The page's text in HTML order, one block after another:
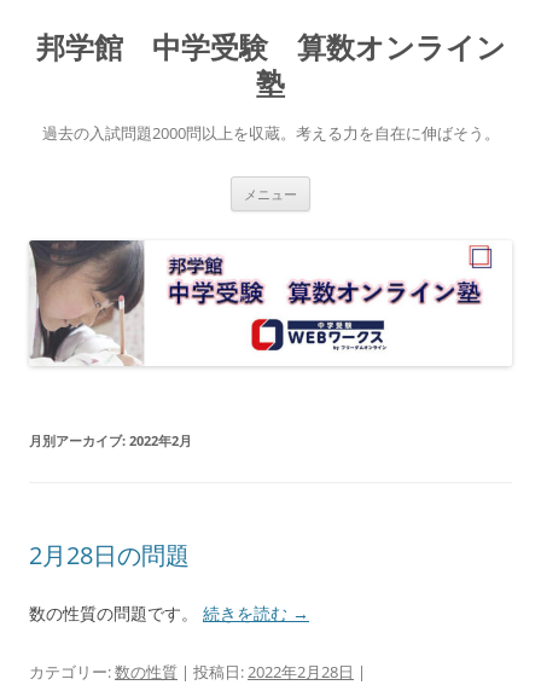
テ
ン
キ
ッ
邦学館 中学受験 算数オンライン
塾
過去の入試問題2000問以上を収蔵。考える力を自在に伸ばそう。
メニュー
月別アーカイブ: 2022年2月
2月28日の問題
数の性質の問題です。 続きを読む →
カテゴリー:数の性質 | 投稿日:2022年2月28日 |